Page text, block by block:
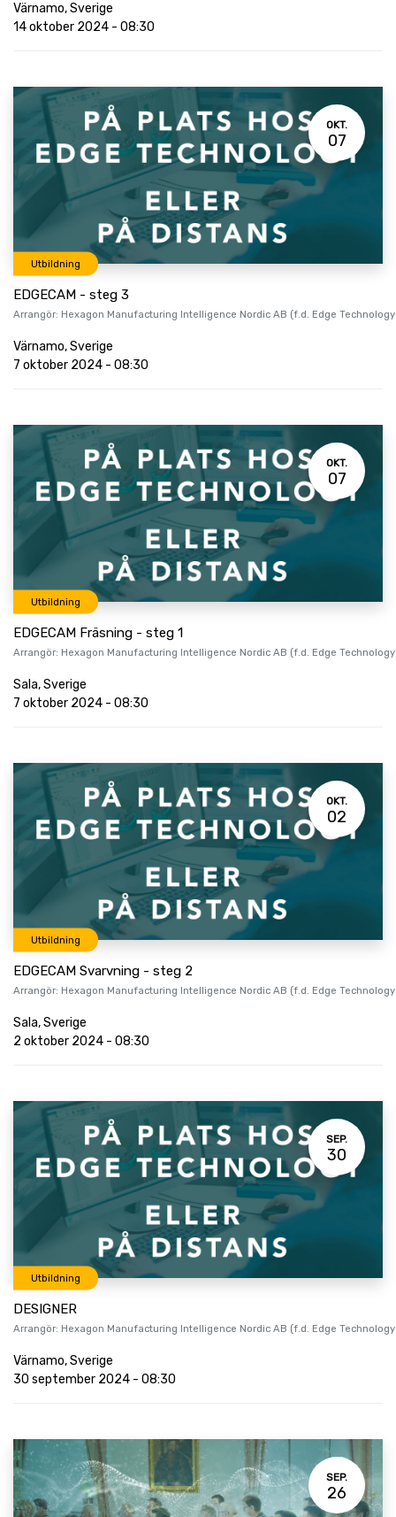
Värnamo,Sverige
14 oktober 2024 - 08:30
OKT.
07
Utbildning
EDGECAM - steg 3
Arrangör: Hexagon Manufacturing Intelligence Nordic AB (f.d. Edge
Värnamo,Sverige
7 oktober 2024 - 08:30
OKT.
07
Utbildning
EDGECAM Fräsning - steg 1
Arrangör: Hexagon Manufacturing Intelligence Nordic AB (f.d. Edge
Sala,Sverige
7 oktober 2024 - 08:30
OKT.
02
Utbildning
EDGECAM Svarvning - steg 2
Arrangör: Hexagon Manufacturing Intelligence Nordic AB (f.d. Edge
Sala,Sverige
2 oktober 2024 - 08:30
SEP.
30
Utbildning
DESIGNER
Arrangör: Hexagon Manufacturing Intelligence Nordic AB (f.d. Edge
Värnamo,Sverige
30 september 2024 - 08:30
SEP.
26